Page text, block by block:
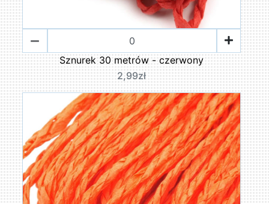
Sznurek 30 metrów - czerwony
2,99zł